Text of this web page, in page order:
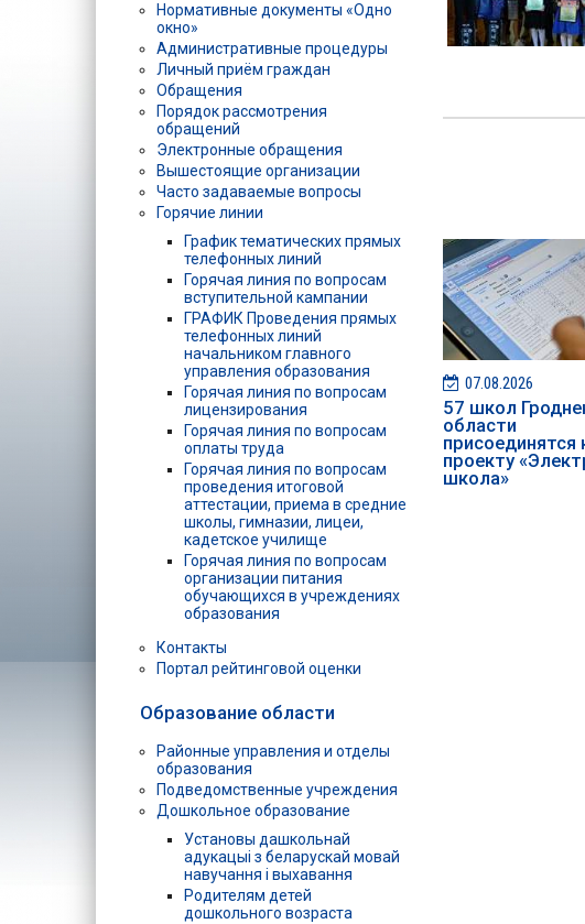
07.08.2026
57 школ
области
присоединятся
проекту
школа»
Нормативные документы «Одно
окно»
Административные процедуры
Личный приём граждан
Обращения
Порядок рассмотрения
обращений
Электронные обращения
Вышестоящие организации
Часто задаваемые вопросы
Горячие линии
График тематических прямых
телефонных линий
Горячая линия по вопросам
вступительной кампании
ГРАФИК Проведения прямых
телефонных линий
начальником главного
управления образования
Горячая линия по вопросам
лицензирования
Горячая линия по вопросам
оплаты труда
Горячая линия по вопросам
проведения итоговой
аттестации, приема в средние
школы, гимназии, лицеи,
кадетское училище
Горячая линия по вопросам
организации питания
обучающихся в учреждениях
образования
Контакты
Портал рейтинговой оценки
Образование области
Районные управления и отделы
образования
Подведомственные учреждения
Дошкольное образование
Установы дашкольнай
адукацыі з беларускай мовай
навучання і выхавання
Родителям детей
дошкольного возраста